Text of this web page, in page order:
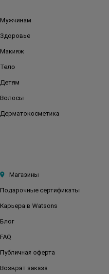
Мужчинам
Здоровье
Макияж
Тело
Детям
Волосы
Дерматокосметика
Магазины
Подарочные сертификаты
Карьера в Watsons
Блог
FAQ
Публичная оферта
Возврат заказа